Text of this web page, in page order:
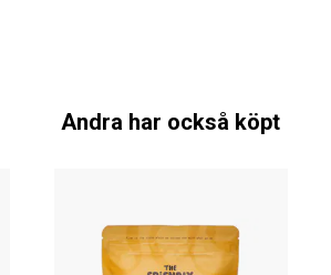
Andra har också köpt